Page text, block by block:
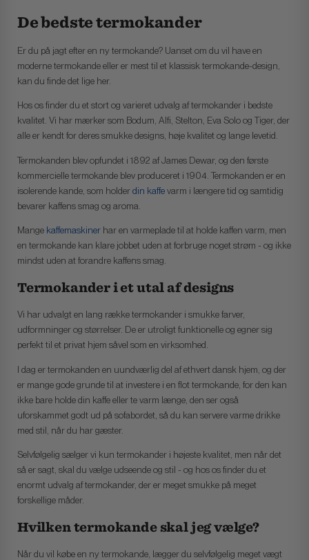
De bedste termokander
Er du på jagt efter en ny termokande? Uanset om du vil have en
moderne termokande eller er mest til et klassisk termokande-design,
kan du finde det lige her.
Hos os finder du et stort og varieret udvalg af termokander i bedste
kvalitet. Vi har mærker som Bodum, Alfi, Stelton, Eva Solo og Tiger, der
alle er kendt for deres smukke designs, høje kvalitet og lange levetid.
Termokanden blev opfundet i 1892 af James Dewar, og den første
kommercielle termokande blev produceret i 1904. Termokanden er en
isolerende kande, som holderdin kaffevarm i længere tid og samtidig
bevarer kaffens smag og aroma.
Mange kaffemaskiner har en varmeplade til at holde kaffen varm, men
en termokande kan klare jobbet uden at forbruge noget strøm - og ikke
mindst uden at forandre kaffens smag.
Termokander i et utal af designs
Vi har udvalgt en lang række termokander i smukke farver,
udformninger og størrelser. De er utroligt funktionelle og egner sig
perfekt til et privat hjem såvel som en virksomhed.
I dag er termokanden en uundværlig del af ethvert dansk hjem, og der
er mange gode grunde til at investere i en flot termokande, for den kan
ikke bare holde din kaffe eller te varm længe, den ser også
uforskammet godt ud på sofabordet, så du kan servere varme drikke
med stil, når du har gæster.
Selvfølgelig sælger vi kun termokander i højeste kvalitet, men når det
så er sagt, skal du vælge udseende og stil - og hos os finder du et
enormt udvalg af termokander, der er meget smukke på meget
forskellige måder.
Hvilken termokande skal jeg vælge?
Når du vil købe en ny termokande, lægger du selvfølgelig meget vægt